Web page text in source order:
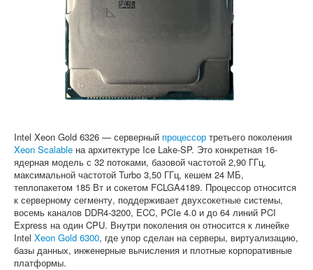
Intel Xeon Gold 6326 — серверный процессор третьего поколения
Xeon Scalable на архитектуре Ice Lake-SP. Это конкретная 16-
ядерная модель с 32 потоками, базовой частотой 2,90 ГГц,
максимальной частотой Turbo 3,50 ГГц, кешем 24 МБ,
теплопакетом 185 Вт и сокетом FCLGA4189. Процессор относится
к серверному сегменту, поддерживает двухсокетные системы,
восемь каналов DDR4-3200, ECC, PCIe 4.0 и до 64 линий PCI
Express на один CPU. Внутри поколения он относится к линейке
Intel Xeon Gold 6300, где упор сделан на серверы, виртуализацию,
базы данных, инженерные вычисления и плотные корпоративные
платформы.